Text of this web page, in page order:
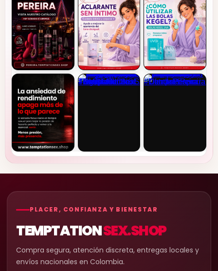
PLACER, CONFIANZA Y BIENESTAR
TEMPTATIONSEX.SHOP
Compra segura, atención discreta, entregas locales y
envíos nacionales en Colombia.